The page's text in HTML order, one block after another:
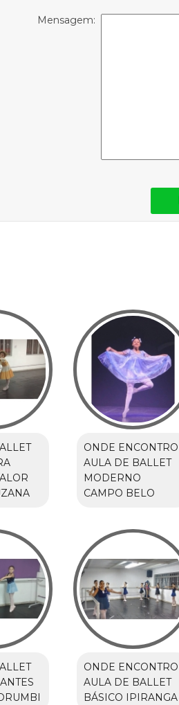
Mensagem:
ONDE ENCONTRO
AULA DE BALLET
MODERNO
CAMPO BELO
ONDE ENCONTRO
AULA DE BALLET
BÁSICO IPIRANGA